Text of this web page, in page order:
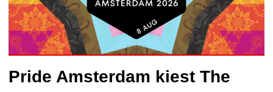
Pride Amsterdam kiest The